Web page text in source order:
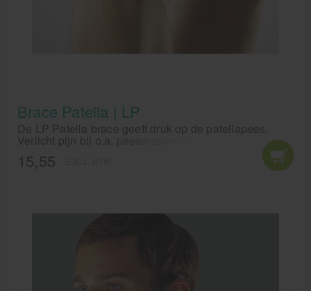
Brace Patella | LP
De LP Patella brace geeft druk op de patellapees.
Verlicht pijn bij o.a. peesontstekingen,
gewrichtsontstekingen, springersknie en
overbelasting. Door klittenband kan de druk van de
15,55